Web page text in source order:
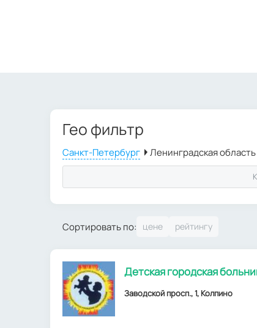
Гео фильтр
Сортировать по:
Детская городская
Заводской просп., 1, Колпино